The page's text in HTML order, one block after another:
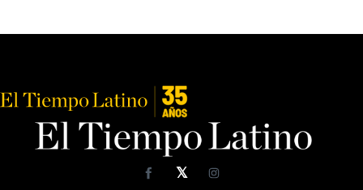
𝕏
FacebookInstagram